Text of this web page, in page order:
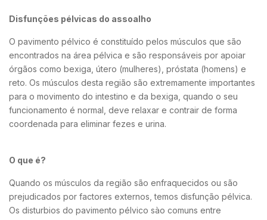
Disfunções pélvicas do assoalho
O pavimento pélvico é constituído pelos músculos que são
encontrados na área pélvica e são responsáveis por apoiar
órgãos como bexiga, útero (mulheres), próstata (homens) e
reto. Os músculos desta região são extremamente importantes
para o movimento do intestino e da bexiga, quando o seu
funcionamento é normal, deve relaxar e contrair de forma
coordenada para eliminar fezes e urina.
O que é?
Quando os músculos da região são enfraquecidos ou são
prejudicados por factores externos, temos disfunção pélvica.
Os disturbios do pavimento pélvico sào comuns entre